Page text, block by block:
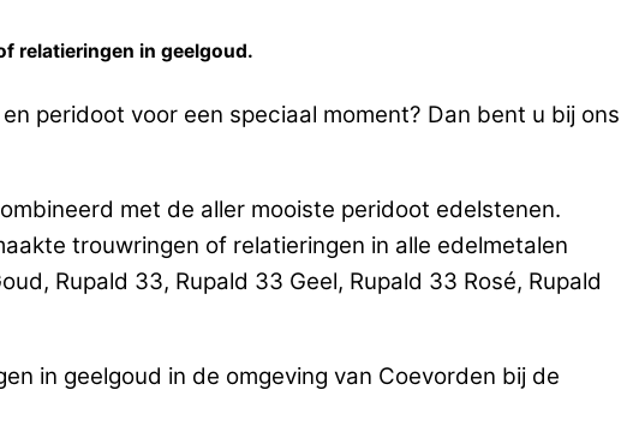
relatieringen in geelgoud.
peridoot voor een speciaal moment? Dan bent u bij ons
met de aller mooiste peridoot edelstenen.
trouwringen of relatieringen in alle edelmetalen
Rupald 33, Rupald 33 Geel, Rupald 33 Rosé, Rupald
in geelgoud in de omgeving van Coevorden bij de